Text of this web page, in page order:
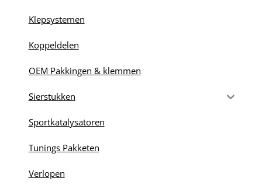
Klepsystemen
Koppeldelen
OEM Pakkingen & klemmen
Sierstukken
Sportkatalysatoren
Tunings Pakketen
Verlopen